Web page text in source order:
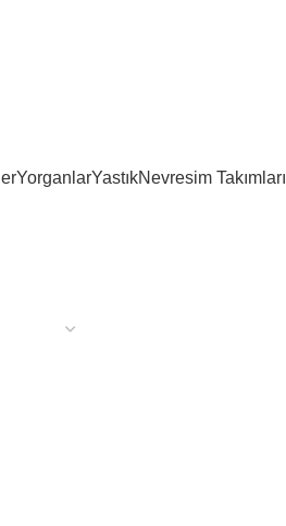
YorganlarYastıkNevresim Takımları